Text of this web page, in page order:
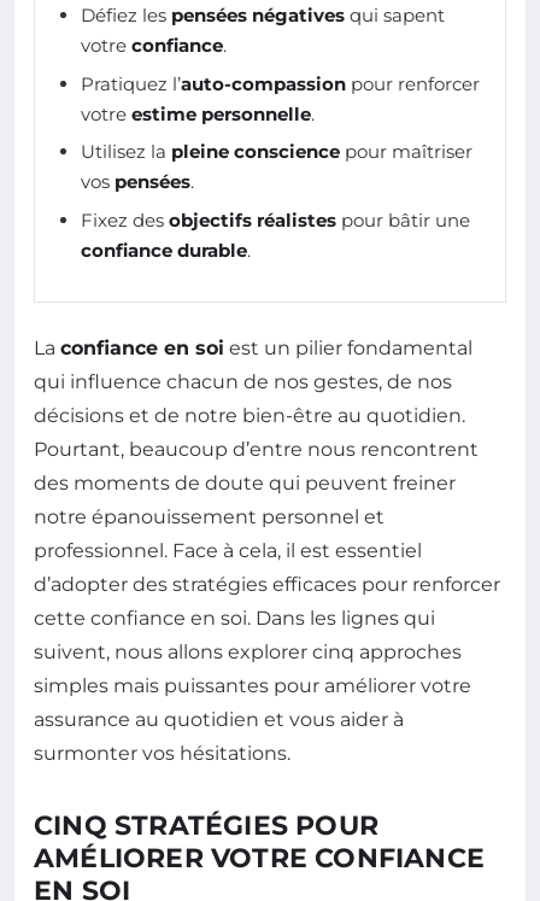
Défiez les pensées négatives qui sapent
votre confiance.
Pratiquez l’auto-compassion pour renforcer
votre estime personnelle.
Utilisez la pleine conscience pour maîtriser
vos pensées.
Fixez des objectifs réalistes pour bâtir une
confiance durable.
La confiance en soi est un pilier fondamental
qui influence chacun de nos gestes, de nos
décisions et de notre bien-être au quotidien.
Pourtant, beaucoup d’entre nous rencontrent
des moments de doute qui peuvent freiner
notre épanouissement personnel et
professionnel. Face à cela, il est essentiel
d’adopter des stratégies efficaces pour renforcer
cette confiance en soi. Dans les lignes qui
suivent, nous allons explorer cinq approches
simples mais puissantes pour améliorer votre
assurance au quotidien et vous aider à
surmonter vos hésitations.
CINQ STRATÉGIES POUR
AMÉLIORER VOTRE CONFIANCE
EN SOI